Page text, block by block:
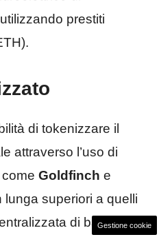
prestiti
di tokenizzare il
attraverso l’uso di
Goldfinch e
lunga superiori a quelli
di base,Gestione cookie